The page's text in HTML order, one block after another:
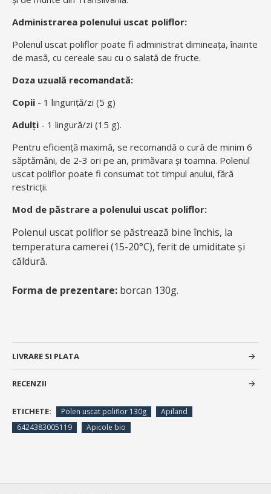
Administrarea polenului uscat poliflor:
Polenul uscat poliflor poate fi administrat dimineața, înainte
de masă, cu cereale sau cu o salată de fructe.
Doza uzuală recomandată:
Copii - 1 linguriță/zi (5 g)
Adulți - 1 lingură/zi (15 g).
Pentru eficiență maximă, se recomandă o cură de minim 6
săptămâni, de 2-3 ori pe an, primăvara și toamna. Polenul
uscat poliflor poate fi consumat tot timpul anului, fără
restricții.
Mod de păstrare a polenului uscat poliflor:
Polenul uscat poliflor se păstrează bine închis, la
temperatura camerei (15-20°C), ferit de umiditate şi
căldură.
Forma de prezentare: borcan 130g.
LIVRARE SI PLATA
RECENZII
ETICHETE: Polen uscat poliflor 130g
Apiland
6424383005119
Apicole bio